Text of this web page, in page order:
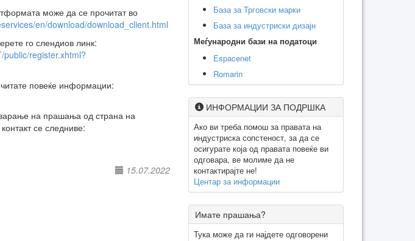
може да се прочитат во
en/download/download_client.html
го слендиов линк:
public/register.xhtml?
повеќе информации:
на прашања од страна на
се следниве:
15.07.2022
База за Трговски марки
База за индустриски дизајн
Меѓународни бази на податоци
Espacenet
Romarin
ИНФОРМАЦИИ ЗА ПОДРШКА
Ако ви треба помош за правата на
индустриска сопстеност, за да се
осигурате која од правата повеќе ви
одговара, ве молиме да не
контактирајте не!
Центар за информации
Имате прашања?
Тука може да ги најдете одговорени